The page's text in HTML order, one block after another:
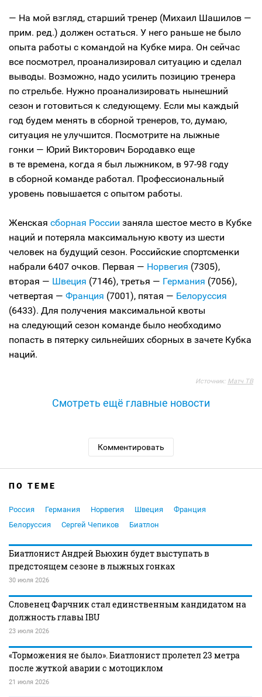
— На мой взгляд, старший тренер (Михаил Шашилов —
прим. ред.) должен остаться. У него раньше не было
опыта работы с командой на Кубке мира. Он сейчас
все посмотрел, проанализировал ситуацию и сделал
выводы. Возможно, надо усилить позицию тренера
по стрельбе. Нужно проанализировать нынешний
сезон и готовиться к следующему. Если мы каждый
год будем менять в сборной тренеров, то, думаю,
ситуация не улучшится. Посмотрите на лыжные
гонки — Юрий Викторович Бородавко еще
в те времена, когда я был лыжником, в 97-98 году
в сборной команде работал. Профессиональный
уровень повышается с опытом работы.
Женская сборная России заняла шестое место в Кубке
наций и потеряла максимальную квоту из шести
человек на будущий сезон. Российские спортсменки
набрали 6407 очков. Первая — Норвегия (7305),
вторая — Швеция (7146), третья — Германия (7056),
четвертая — Франция (7001), пятая — Белоруссия
(6433). Для получения максимальной квоты
на следующий сезон команде было необходимо
попасть в пятерку сильнейших сборных в зачете Кубка
наций.
Источник: Матч ТВ
Смотреть ещё главные новости
Комментировать
ПО ТЕМЕ
Россия Германия Норвегия Швеция
Франция
Белоруссия
Сергей Чепиков Биатлон
Биатлонист Андрей Вьюхин будет выступать в
предстоящем сезоне в лыжных гонках
30 июля 2026
Словенец Фарчник стал единственным кандидатом на
должность главы IBU
23 июля 2026
«Торможения не было». Биатлонист пролетел 23 метра
после жуткой аварии с мотоциклом
21 июля 2026